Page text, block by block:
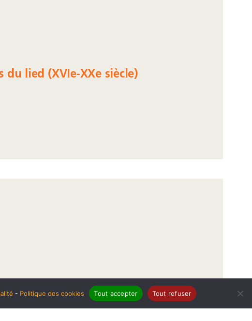
lied (XVIe-XXe siècle)
- Politique des cookies Tout accepter Tout refuser